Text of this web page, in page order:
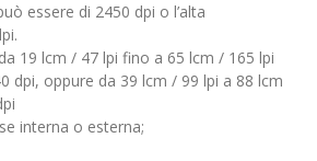
essere di 2450 dpi o l’alta
19 lcm / 47 lpi fino a 65 lcm / 165 lpi
dpi, oppure da 39 lcm / 99 lpi a 88 lcm
interna o esterna;